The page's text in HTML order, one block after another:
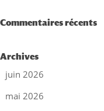
Commentaires récents
Archives
juin 2026
mai 2026